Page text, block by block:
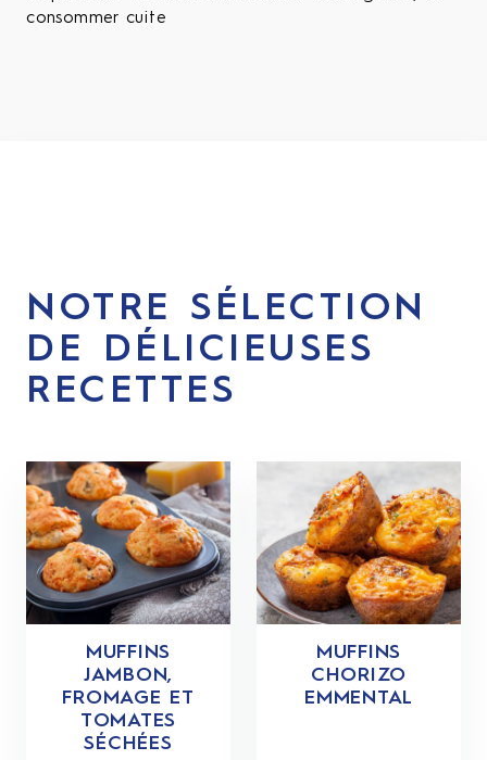
consommer cuite
NOTRE SÉLECTION
DE DÉLICIEUSES
RECETTES
MUFFINS
JAMBON,
FROMAGE ET
TOMATES
SÉCHÉES
MUFFINS
CHORIZO
EMMENTAL